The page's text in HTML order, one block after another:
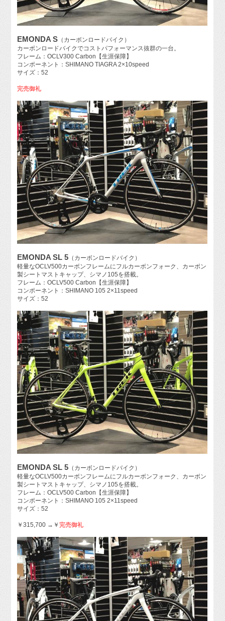
EMONDA S （カーボンロードバイク）
カーボンロードバイクでコストパフォーマンス抜群の一台。
フレーム：OCLV300 Carbon【生涯保障】
コンポーネント：SHIMANO TIAGRA 2×10speed
サイズ：52
完売御礼
EMONDA SL 5 （カーボンロードバイク）
軽量なOCLV500カーボンフレームにフルカーボンフォーク、カーボン
製シートマストキャップ、シマノ105を搭載。
フレーム：OCLV500 Carbon【生涯保障】
コンポーネント：SHIMANO 105 2×11speed
サイズ：52
EMONDA SL 5 （カーボンロードバイク）
軽量なOCLV500カーボンフレームにフルカーボンフォーク、カーボン
製シートマストキャップ、シマノ105を搭載。
フレーム：OCLV500 Carbon【生涯保障】
コンポーネント：SHIMANO 105 2×11speed
サイズ：52
￥315,700 →￥完売御礼